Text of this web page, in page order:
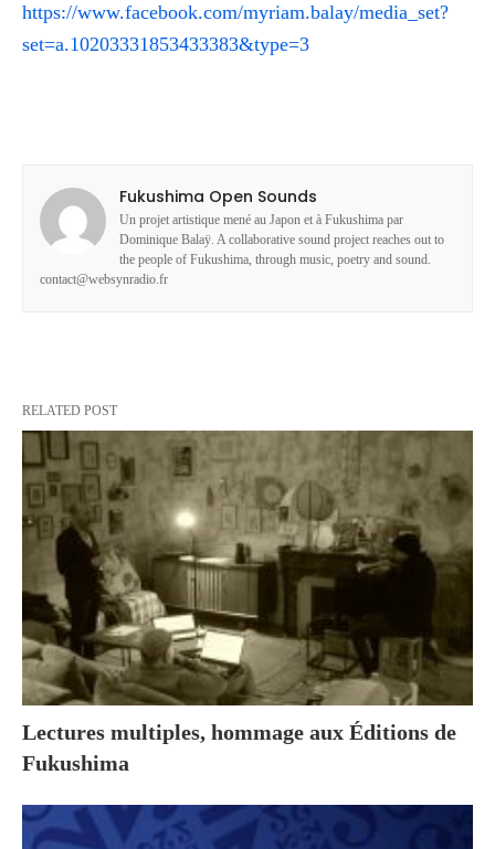
https://www.facebook.com/myriam.balay/media_set?
set=a.10203331853433383&type=3
Fukushima Open Sounds
Un projet artistique mené au Japon et à Fukushima par
Dominique Balaÿ. A collaborative sound project reaches out to
the people of Fukushima, through music, poetry and sound.
contact@websynradio.fr
RELATED POST
Lectures multiples, hommage aux Éditions de
Fukushima